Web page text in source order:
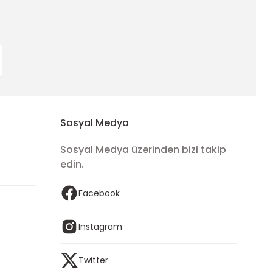
Sosyal Medya
Sosyal Medya üzerinden bizi takip
edin.
Facebook
Instagram
Twitter